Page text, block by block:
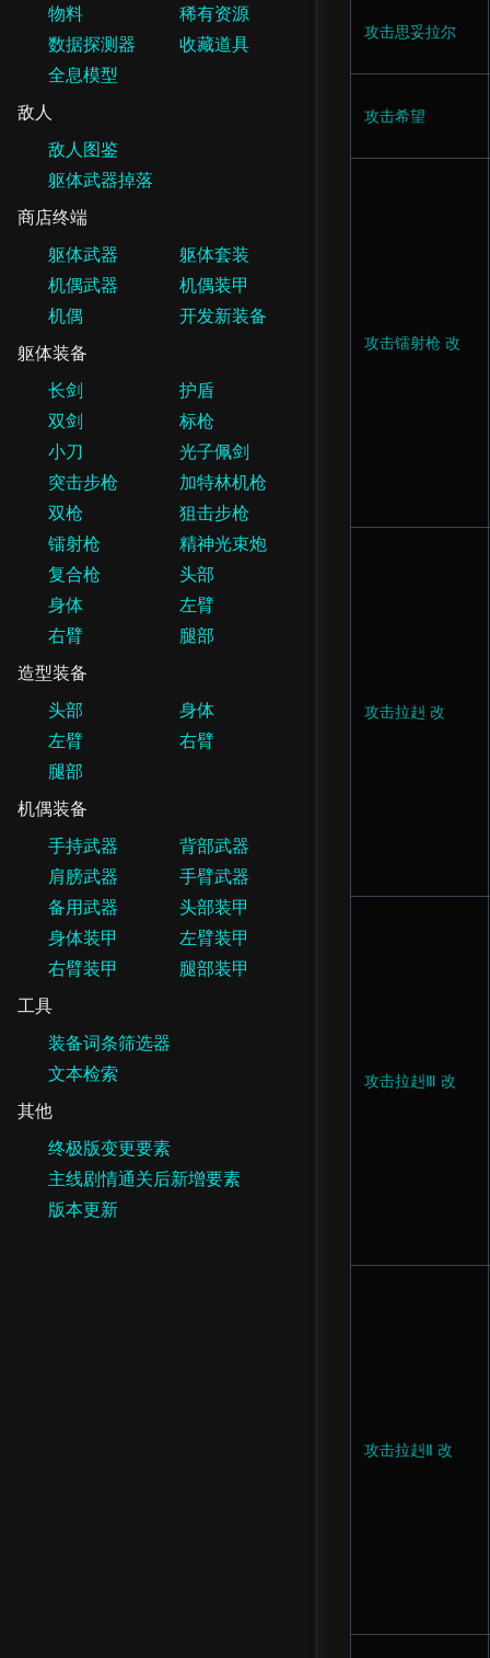
物料
稀有资源
数据探测器
收藏道具
全息模型
敌人
敌人图鉴
躯体武器掉落
商店终端
躯体武器
躯体套装
机偶武器
机偶装甲
机偶
开发新装备
躯体装备
长剑
护盾
双剑
标枪
小刀
光子佩剑
突击步枪
加特林机枪
双枪
狙击步枪
镭射枪
精神光束炮
复合枪
头部
身体
左臂
右臂
腿部
造型装备
头部
身体
左臂
右臂
腿部
机偶装备
手持武器
背部武器
肩膀武器
手臂武器
备用武器
头部装甲
身体装甲
左臂装甲
右臂装甲
腿部装甲
工具
装备词条筛选器
文本检索
其他
终极版变更要素
主线剧情通关后新增要素
版本更新
攻击思妥拉尔
攻击希望
攻击镭射枪 改
攻击拉赳 改
攻击拉赳Ⅲ 改
攻击拉赳Ⅱ 改